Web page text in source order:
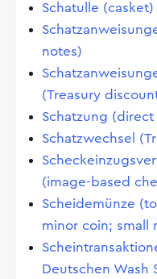
Schatulle (casket)
notes)
(Treasury
Schatzung (direct
Schatzwechsel
(image-based
Scheidemünze
minor coin; small
Deutschen Wash